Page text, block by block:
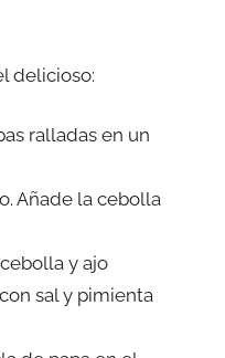
delicioso:
ralladas en un
Añade la cebolla
y ajo
sal y pimienta